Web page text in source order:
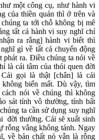
một công cụ, như hành vi
của thiền quán thì ở trên và
ta tới chỗ không bị mê
tất cả hành vi suy nghĩ chỉ
ra rằng] hành vi biết thì
gì về tất cả chuyển động
phát ra. Điều chúng ta nói về
là cái tâm của thói quen đời
gọi là thật [chân] là cái
biến mất. Dù vậy, tìm
nói về chúng thì không
sát tính vô thường, tính bất
ta cần sử dụng suy nghĩ
đời thường. Cái sẽ xuất sinh
rỗng vắng không tánh. Ngay
về bản chất nó vẫn là rỗng